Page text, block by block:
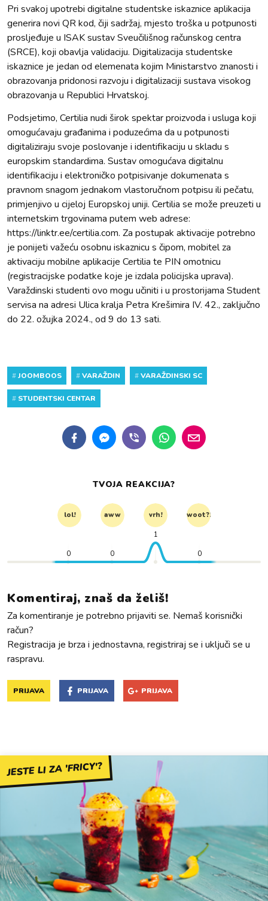
Pri svakoj upotrebi digitalne studentske iskaznice aplikacija
generira novi QR kod, čiji sadržaj, mjesto troška u potpunosti
prosljeđuje u ISAK sustav Sveučilišnog računskog centra
(SRCE), koji obavlja validaciju. Digitalizacija studentske
iskaznice je jedan od elemenata kojim Ministarstvo znanosti i
obrazovanja pridonosi razvoju i digitalizaciji sustava visokog
obrazovanja u Republici Hrvatskoj.
Podsjetimo, Certilia nudi širok spektar proizvoda i usluga koji
omogućavaju građanima i poduzećima da u potpunosti
digitaliziraju svoje poslovanje i identifikaciju u skladu s
europskim standardima. Sustav omogućava digitalnu
identifikaciju i elektroničko potpisivanje dokumenata s
pravnom snagom jednakom vlastoručnom potpisu ili pečatu,
primjenjivo u cijeloj Europskoj uniji. Certilia se može preuzeti u
internetskim trgovinama putem web adrese:
https://linktr.ee/certilia.com. Za postupak aktivacije potrebno
je ponijeti važeću osobnu iskaznicu s čipom, mobitel za
aktivaciju mobilne aplikacije Certilia te PIN omotnicu
(registracijske podatke koje je izdala policijska uprava).
Varaždinski studenti ovo mogu učiniti i u prostorijama Student
servisa na adresi Ulica kralja Petra Krešimira IV. 42., zaključno
do 22. ožujka 2024., od 9 do 13 sati.
#JOOMBOOS #VARAŽDIN #VARAŽDINSKI SC
# STUDENTSKI CENTAR
TVOJA REAKCIJA?
lol! aww vrh! woot?!
0 0
1
0
Komentiraj, znaš da želiš!
Za komentiranje je potrebno prijaviti se. Nemaš korisnički
račun?
Registracija je brza i jednostavna, registriraj se i uključi se u
raspravu.
PRIJAVA PRIJAVA PRIJAVA
JESTE LI ZA 'FRICY'?